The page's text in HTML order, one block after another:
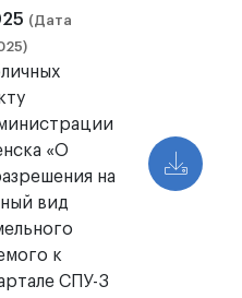
(Дата
«О
на
вид
к
СПУ-3